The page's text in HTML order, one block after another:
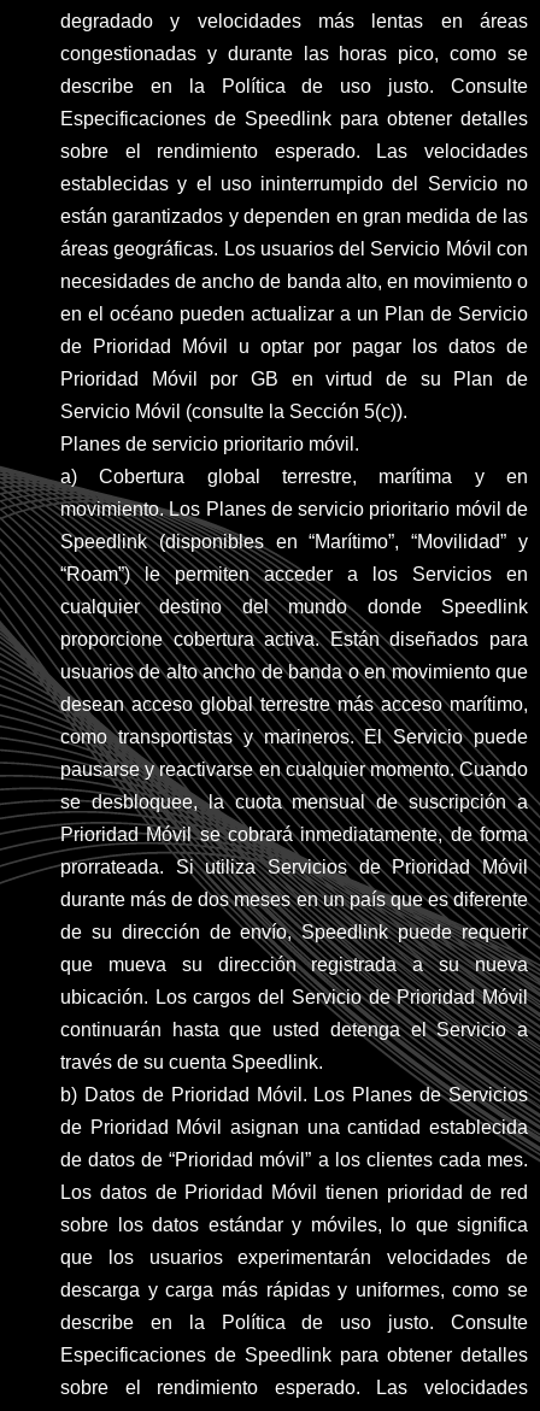
degradado y velocidades más lentas en áreas
congestionadas y durante las horas pico, como se
describe en la Política de uso justo. Consulte
Especificaciones de Speedlink para obtener detalles
sobre el rendimiento esperado. Las velocidades
establecidas y el uso ininterrumpido del Servicio no
están garantizados y dependen en gran medida de las
áreas geográficas. Los usuarios del Servicio Móvil con
necesidades de ancho de banda alto, en movimiento o
en el océano pueden actualizar a un Plan de Servicio
de Prioridad Móvil u optar por pagar los datos de
Prioridad Móvil por GB en virtud de su Plan de
Servicio Móvil (consulte la Sección 5(c)).
Planes de servicio prioritario móvil.
a) Cobertura global terrestre, marítima y en
movimiento. Los Planes de servicio prioritario móvil de
Speedlink (disponibles en “Marítimo”, “Movilidad” y
“Roam”) le permiten acceder a los Servicios en
cualquier destino del mundo donde Speedlink
proporcione cobertura activa. Están diseñados para
usuarios de alto ancho de banda o en movimiento que
desean acceso global terrestre más acceso marítimo,
como transportistas y marineros. El Servicio puede
pausarse y reactivarse en cualquier momento. Cuando
se desbloquee, la cuota mensual de suscripción a
Prioridad Móvil se cobrará inmediatamente, de forma
prorrateada. Si utiliza Servicios de Prioridad Móvil
durante más de dos meses en un país que es diferente
de su dirección de envío, Speedlink puede requerir
que mueva su dirección registrada a su nueva
ubicación. Los cargos del Servicio de Prioridad Móvil
continuarán hasta que usted detenga el Servicio a
través de su cuenta Speedlink.
b) Datos de Prioridad Móvil. Los Planes de Servicios
de Prioridad Móvil asignan una cantidad establecida
de datos de “Prioridad móvil” a los clientes cada mes.
Los datos de Prioridad Móvil tienen prioridad de red
sobre los datos estándar y móviles, lo que significa
que los usuarios experimentarán velocidades de
descarga y carga más rápidas y uniformes, como se
describe en la Política de uso justo. Consulte
Especificaciones de Speedlink para obtener detalles
sobre el rendimiento esperado. Las velocidades